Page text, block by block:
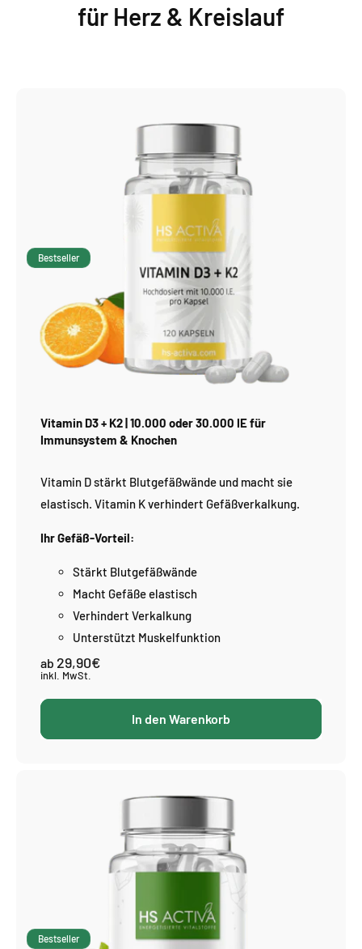
für Herz & Kreislauf
Bestseller
Vitamin D3 + K2 | 10.000 oder 30.000 IE für
Immunsystem & Knochen
Vitamin D stärkt Blutgefäßwände und macht sie
elastisch. Vitamin K verhindert Gefäßverkalkung.
Ihr Gefäß-Vorteil:
Stärkt Blutgefäßwände
Macht Gefäße elastisch
Verhindert Verkalkung
Unterstützt Muskelfunktion
ab Normaler
Preis
29,90€
inkl. MwSt.
In den Warenkorb
Bestseller